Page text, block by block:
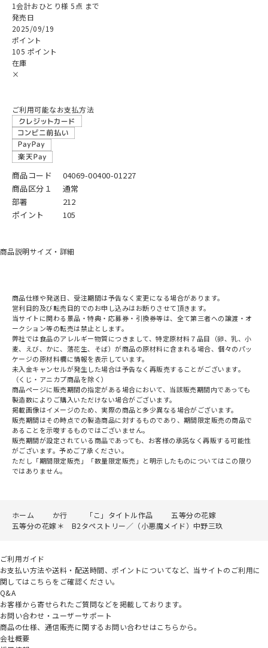
1会計おひとり様 5点 まで
発売日
2025/09/19
ポイント
105 ポイント
在庫
×
ご利用可能なお支払方法
商品コード
04069-00400-01227
商品区分１
通常
部署
212
ポイント
105
商品説明サイズ・詳細
商品仕様や発送日、受注期間は予告なく変更になる場合があります。
営利目的及び転売目的でのお申し込みはお断りさせて頂きます。
当サイトに関わる景品・特典・応募券・引換券等は、全て第三者への譲渡・オ
ークション等の転売は禁止とします。
弊社では食品のアレルギー物質につきまして、特定原材料７品目（卵、乳、小
麦、えび、かに、落花生、そば）が商品の原材料に含まれる場合、個々のパッ
ケージの原材料欄に情報を表示しています。
未入金キャンセルが発生した場合は予告なく再販売することがございます。
（くじ・アニカプ商品を除く）
商品ページに販売期間の指定がある場合において、当該販売期間内であっても
製造数によりご購入いただけない場合がございます。
掲載画像はイメージのため、実際の商品と多少異なる場合がございます。
販売期間はその時点での製造商品に対するものであり、期間限定販売の商品で
あることを示唆するものではございません。
販売期間が設定されている商品であっても、お客様の承諾なく再販する可能性
がございます。予めご了承ください。
ただし「期間限定販売」「数量限定販売」と明示したものについてはこの限り
ではありません。
ホーム か行 「こ」タイトル作品
五等分の花嫁
五等分の花嫁＊ B2タペストリー／（小悪魔メイド）中野三玖
ご利用ガイド
お支払い方法や送料・配送時間、ポイントについてなど、当サイトのご利用に
関してはこちらをご確認ください。
Q&A
お客様から寄せられたご質問などを掲載しております。
お問い合わせ・ユーザーサポート
商品の仕様、通信販売に関するお問い合わせはこちらから。
会社概要